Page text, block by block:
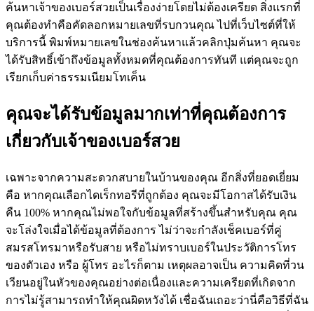
ค้นหาเจ้าของเบอร์สวยเป็นเรื่องง่ายโดยไม่ต้องเครียด สิ่งแรกที่
คุณต้องทำคือคัดลอกหมายเลขที่รบกวนคุณ ไปที่เว็บไซต์ที่ให้
บริการนี้ พิมพ์หมายเลขในช่องค้นหาแล้วคลิกปุ่มค้นหา คุณจะ
ได้รับสิทธิ์เข้าถึงข้อมูลทั้งหมดที่คุณต้องการทันที แต่คุณจะถูก
เรียกเก็บค่าธรรมเนียมโทเค็น
คุณจะได้รับข้อมูลมากเท่าที่คุณต้องการ
เกี่ยวกับเจ้าของเบอร์สวย
เฉพาะจากความสะดวกสบายในบ้านของคุณ อีกสิ่งที่ยอดเยี่ยม
คือ หากคุณเลือกไดเร็กทอรีที่ถูกต้อง คุณจะมีโอกาสได้รับเงิน
คืน 100% หากคุณไม่พอใจกับข้อมูลที่สร้างขึ้นสำหรับคุณ คุณ
จะโล่งใจเมื่อได้ข้อมูลที่ต้องการ ไม่ว่าจะกำลังเช็คเบอร์ที่คู่
สมรสโทรมาหรือรับสาย หรือไม่ทราบเบอร์ในประวัติการโทร
ของตัวเอง หรือ ผู้โทร อะไรก็ตาม เหตุผลอาจเป็น ความคิดที่วน
เวียนอยู่ในหัวของคุณอย่างต่อเนื่องและความเครียดที่เกิดจาก
การไม่รู้สามารถทำให้คุณผิดหวังได้ เชื่อฉันเถอะว่านี่คือวิธีที่ฉัน